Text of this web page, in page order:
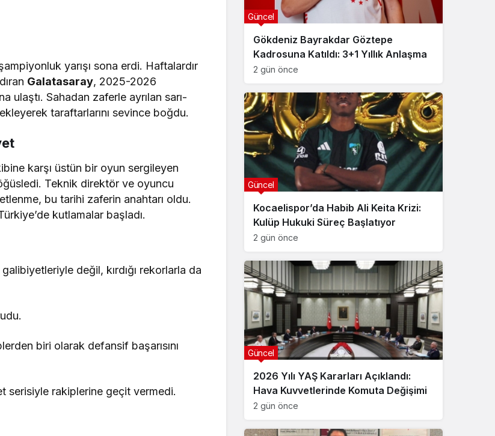
yarışı sona erdi. Haftalardır
Galatasaray, 2025-2026
Sahadan zaferle ayrılan sarı-
taraftarlarını sevince boğdu.
karşı üstün bir oyun sergileyen
Teknik direktör ve oyuncu
bu tarihi zaferin anahtarı oldu.
kutlamalar başladı.
değil, kırdığı rekorlarla da
biri olarak defansif başarısını
serisiyle rakiplerine geçit vermedi.
Gökdeniz Bayrakdar Göztepe
Kadrosuna Katıldı: 3+1 Yıllık Anlaşma
2 gün önce
Güncel
Kocaelispor’da Habib Ali Keita Krizi:
Kulüp Hukuki Süreç Başlatıyor
2 gün önce
Güncel
2026 Yılı YAŞ Kararları Açıklandı:
Hava Kuvvetlerinde Komuta Değişimi
2 gün önce
Güncel